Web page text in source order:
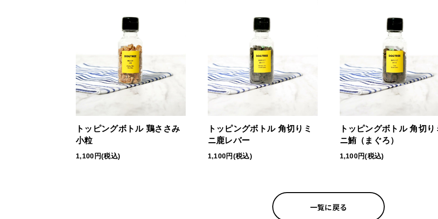
トッピングボトル 鶏ささみ
小粒
1,100円(税込)
トッピングボトル 角切りミ
ニ鹿レバー
1,100円(税込)
トッピングボトル 角切り
ニ鮪（まぐろ）
1,100円(税込)
一覧に戻る